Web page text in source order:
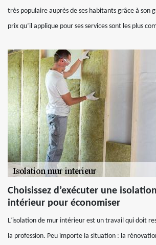
très populaire auprès de ses habitants grâce à son
prix qu’il applique pour ses services sont les plus
Choisissez d’exécuter une
intérieur pour économiser
L’isolation de mur intérieur est un travail qui doit
la profession. Peu importe la situation : la